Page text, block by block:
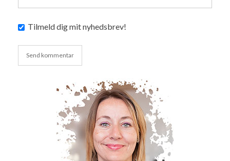
Tilmeld dig mit nyhedsbrev!